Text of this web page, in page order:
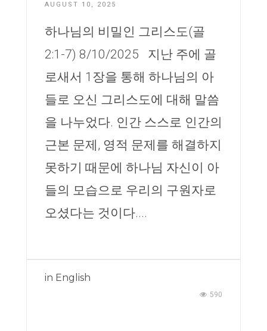
AUGUST 10, 2025
하나님의 비밀인 그리스도(골
2:1-7) 8/10/2025 지난 주에 골
로새서 1장을 통해 하나님의 아
들로 오신 그리스도에 대해 말씀
을 나누었다. 인간 스스로 인간의
근본 문제, 영적 문제를 해결하지
못하기 때문에 하나님 자신이 아
들의 모습으로 우리의 구원자로
오셨다는 것이다....
in English
590